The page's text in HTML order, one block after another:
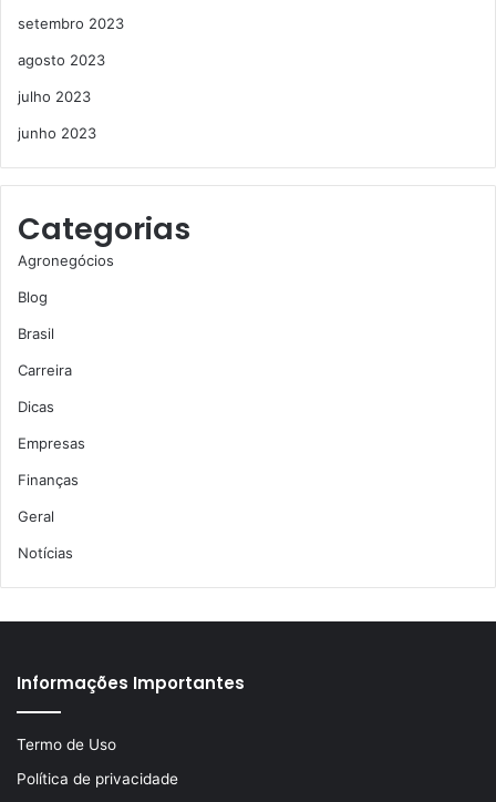
setembro 2023
agosto 2023
julho 2023
junho 2023
Categorias
Agronegócios
Blog
Brasil
Carreira
Dicas
Empresas
Finanças
Geral
Notícias
Informações Importantes
Termo de Uso
Política de privacidade